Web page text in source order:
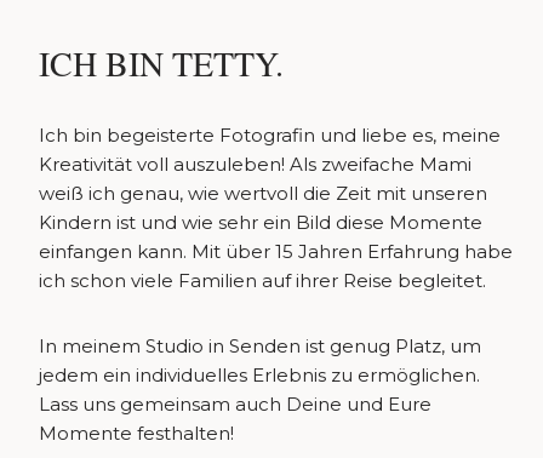
ICH BIN TETTY.
Ich bin begeisterte Fotografin und liebe es, meine
Kreativität voll auszuleben! Als zweifache Mami
weiß ich genau, wie wertvoll die Zeit mit unseren
Kindern ist und wie sehr ein Bild diese Momente
einfangen kann. Mit über 15 Jahren Erfahrung habe
ich schon viele Familien auf ihrer Reise begleitet.
In meinem Studio in Senden ist genug Platz, um
jedem ein individuelles Erlebnis zu ermöglichen.
Lass uns gemeinsam auch Deine und Eure
Momente festhalten!